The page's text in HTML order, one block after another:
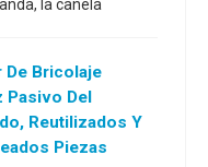
la canela
De Bricolaje
Pasivo Del
Reutilizados Y
Piezas